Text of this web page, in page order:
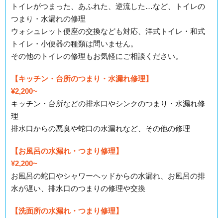
トイレがつまった、あふれた、逆流した…など、トイレの
つまり・水漏れの修理
ウォシュレット便座の交換なども対応、洋式トイレ・和式
トイレ・小便器の種類は問いません。
その他のトイレの修理もお気軽にご相談ください。
【キッチン・台所のつまり・水漏れ修理】
¥2,200~
キッチン・台所などの排水口やシンクのつまり・水漏れ修
理
排水口からの悪臭や蛇口の水漏れなど、その他の修理
【お風呂の水漏れ・つまり修理】
¥2,200~
お風呂の蛇口やシャワーヘッドからの水漏れ、お風呂の排
水が遅い、排水口のつまりの修理や交換
【洗面所の水漏れ・つまり修理】